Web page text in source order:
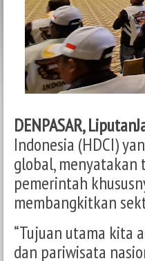
DENPASAR,
Indonesia (HDCI)
global,
pemerintah
membangkitkan
“Tujuan utama kita
dan pariwisata